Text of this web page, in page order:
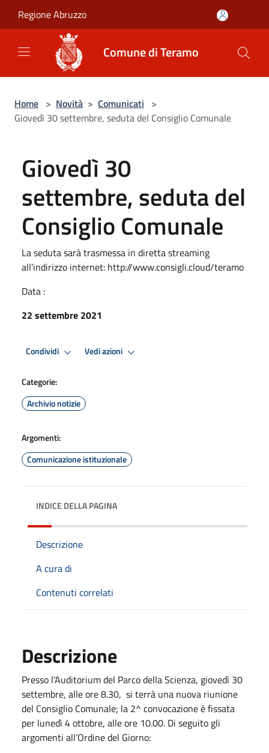
Regione Abruzzo
Comune di Teramo
Home > Novità > Comunicati >
Giovedì 30 settembre, seduta del Consiglio Comunale
Giovedì 30
settembre, seduta del
Consiglio Comunale
La seduta sarà trasmessa in diretta streaming
all’indirizzo internet: http://www.consigli.cloud/teramo
Data :
22 settembre 2021
Condividi Vedi azioni
Categorie:
Archivio notizie
Argomenti:
Comunicazione istituzionale
INDICE DELLA PAGINA
Descrizione
A cura di
Contenuti correlati
Descrizione
Presso l’Auditorium del Parco della Scienza, giovedì 30
settembre, alle ore 8.30, si terrà una nuova riunione
del Consiglio Comunale; la 2^ convocazione è fissata
per lunedì 4 ottobre, alle ore 10.00. Di seguito gli
argomenti all’Ordine del Giorno: